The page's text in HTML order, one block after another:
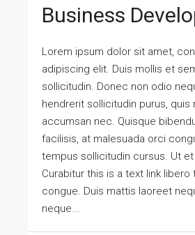
Business
Lorem ipsum dolor sit amet,
adipiscing elit. Duis mollis et
sollicitudin. Donec non odio
hendrerit sollicitudin purus, quis
accumsan nec. Quisque
facilisis, at malesuada orci
tempus sollicitudin cursus. Ut
Curabitur this is a text link libero
congue. Duis mattis laoreet
neque...